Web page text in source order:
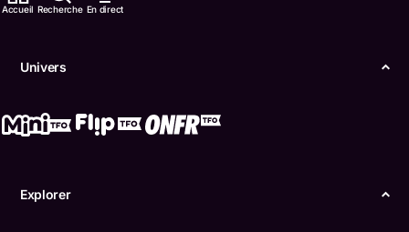
Accueil Recherche En direct
Univers
Explorer
Boukili
Confidentialité